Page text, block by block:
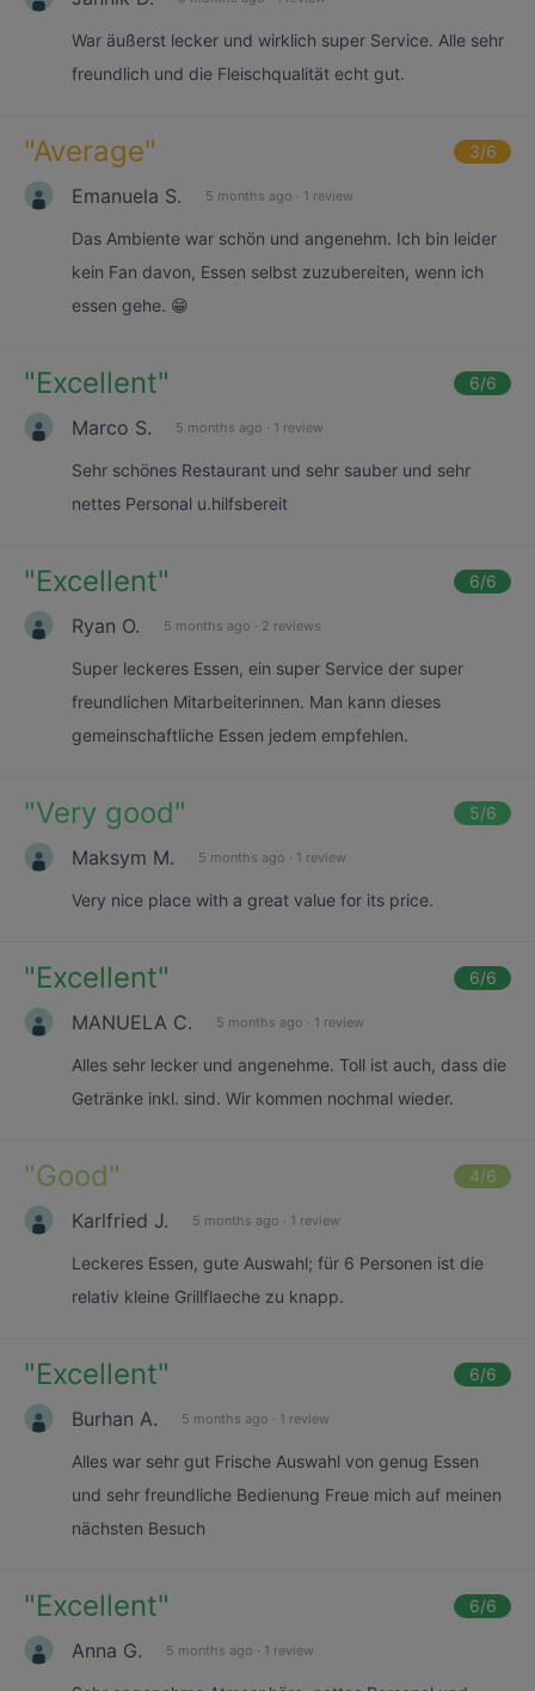
War äußerst lecker und wirklich super Service. Alle sehr
freundlich und die Fleischqualität echt gut.
"Average" 3/6
Emanuela S. 5 months ago · 1 review
Das Ambiente war schön und angenehm. Ich bin leider
kein Fan davon, Essen selbst zuzubereiten, wenn ich
essen gehe. 😁
"Excellent" 6/6
Marco S. 5 months ago · 1 review
Sehr schönes Restaurant und sehr sauber und sehr
nettes Personal u.hilfsbereit
"Excellent" 6/6
Ryan O. 5 months ago · 2 reviews
Super leckeres Essen, ein super Service der super
freundlichen Mitarbeiterinnen. Man kann dieses
gemeinschaftliche Essen jedem empfehlen.
"Very good" 5/6
Maksym M. 5 months ago · 1 review
Very nice place with a great value for its price.
"Excellent" 6/6
MANUELA C. 5 months ago · 1 review
Alles sehr lecker und angenehme. Toll ist auch, dass die
Getränke inkl. sind. Wir kommen nochmal wieder.
"Good" 4/6
Karlfried J. 5 months ago · 1 review
Leckeres Essen, gute Auswahl; für 6 Personen ist die
relativ kleine Grillflaeche zu knapp.
"Excellent" 6/6
Burhan A. 5 months ago · 1 review
Alles war sehr gut Frische Auswahl von genug Essen
und sehr freundliche Bedienung Freue mich auf meinen
nächsten Besuch
"Excellent" 6/6
Anna G. 5 months ago · 1 review